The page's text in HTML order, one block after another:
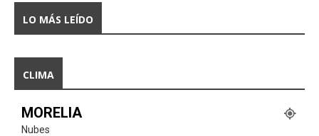
LO MÁS LEÍDO
CLIMA
MORELIA
Nubes